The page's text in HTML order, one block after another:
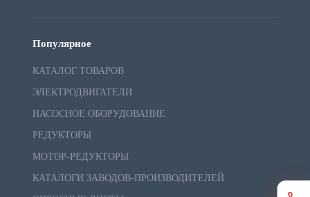
Популярное
КАТАЛОГ ТОВАРОВ
ЭЛЕКТРОДВИГАТЕЛИ
НАСОСНОЕ ОБОРУДОВАНИЕ
РЕДУКТОРЫ
МОТОР-РЕДУКТОРЫ
КАТАЛОГИ ЗАВОДОВ-ПРОИЗВОДИТЕЛЕЙ